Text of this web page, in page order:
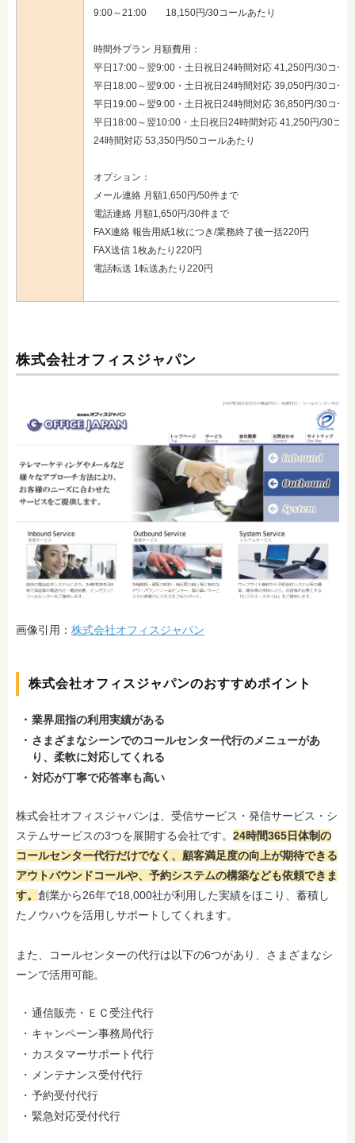
9:00～21:00 18,150円/30コールあたり
時間外プラン 月額費用：
平日17:00～翌9:00・土日祝日24時間対応 41,250円/30コー
平日18:00～翌9:00・土日祝日24時間対応 39,050円/30コー
平日19:00～翌9:00・土日祝日24時間対応 36,850円/30コー
平日18:00～翌10:00・土日祝日24時間対応 41,250円/30コー
24時間対応 53,350円/50コールあたり
オプション：
メール連絡 月額1,650円/50件まで
電話連絡 月額1,650円/30件まで
FAX連絡 報告用紙1枚につき/業務終了後一括220円
FAX送信 1枚あたり220円
電話転送 1転送あたり220円
株式会社オフィスジャパン
画像引用： 株式会社オフィスジャパン
株式会社オフィスジャパンのおすすめポイント
業界屈指の利用実績がある
さまざまなシーンでのコールセンター代行のメニューがあ
り、柔軟に対応してくれる
対応が丁寧で応答率も高い
株式会社オフィスジャパンは、受信サービス・発信サービス・シ
ステムサービスの3つを展開する会社です。 24時間365日体制の
コールセンター代行だけでなく、顧客満足度の向上が期待できる
アウトバウンドコールや、予約システムの構築なども依頼できま
す。 創業から26年で18,000社が利用した実績をほこり、蓄積し
たノウハウを活用しサポートしてくれます。
また、コールセンターの代行は以下の6つがあり、さまざまなシ
ーンで活用可能。
通信販売・ＥＣ受注代行
キャンペーン事務局代行
カスタマーサポート代行
メンテナンス受付代行
予約受付代行
緊急対応受付代行